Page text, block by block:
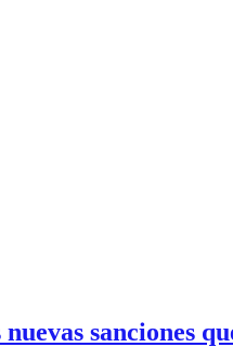
sanciones